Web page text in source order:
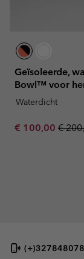
Geïsoleerde,
Bowl™ voor
Waterdicht
Sale price:
€ 100,00 €